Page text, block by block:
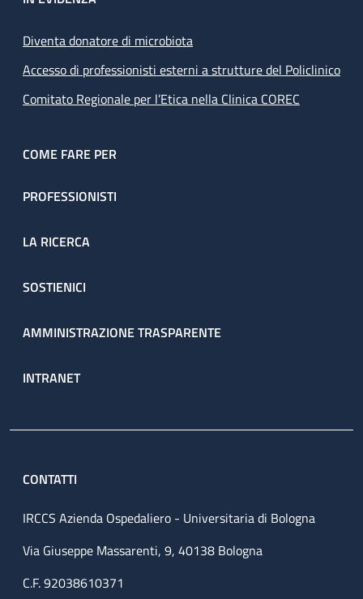
Diventa donatore di microbiota
Accesso di professionisti esterni a strutture del Policlinico
Comitato Regionale per l’Etica nella Clinica COREC
COME FARE PER
PROFESSIONISTI
LA RICERCA
SOSTIENICI
AMMINISTRAZIONE TRASPARENTE
INTRANET
CONTATTI
IRCCS Azienda Ospedaliero - Universitaria di Bologna
Via Giuseppe Massarenti, 9, 40138 Bologna
C.F. 92038610371